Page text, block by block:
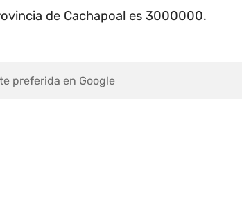
de Cachapoal es 3000000.
preferida en Google